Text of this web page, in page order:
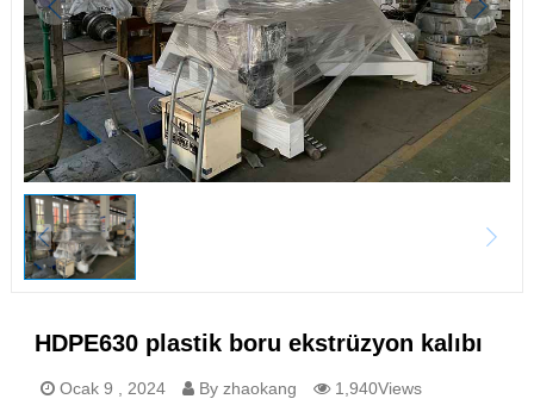
HDPE630 plastik boru ekstrüzyon kalıbı
Ocak 9 , 2024 By zhaokang 1,940Views